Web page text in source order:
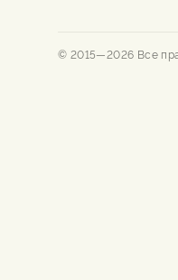
© 2015—2026 Все